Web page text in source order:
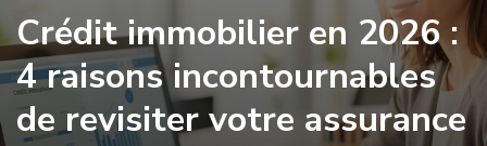
Crédit immobilier en 2026 :
4 raisons incontournables
de revisiter votre assurance